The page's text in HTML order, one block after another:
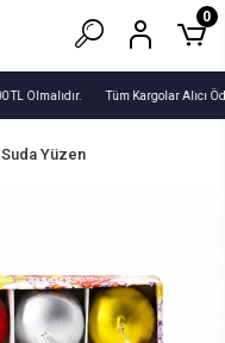
TL Olmalıdır. Tüm Kargolar Alıcı
0
Yüzen